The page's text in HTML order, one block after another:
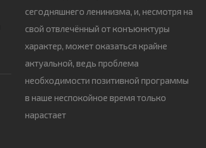
сегодняшнего ленинизма, и, несмотря на
свой отвлечённый от конъюнктуры
характер, может оказаться крайне
актуальной, ведь проблема
необходимости позитивной программы
в наше неспокойное время только
нарастает